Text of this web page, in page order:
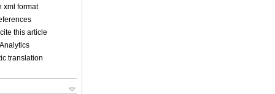
xml format
this article
translation